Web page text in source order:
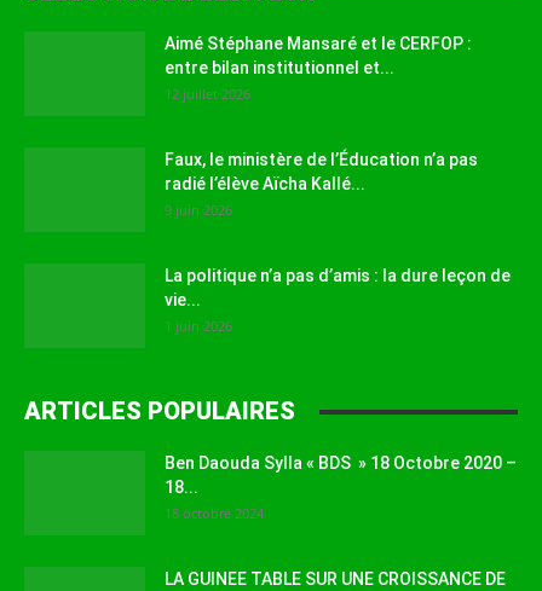
Aimé Stéphane Mansaré et le CERFOP :
entre bilan institutionnel et...
12 juillet 2026
Faux, le ministère de l’Éducation n’a pas
radié l’élève Aïcha Kallé...
9 juin 2026
La politique n’a pas d’amis : la dure leçon de
vie...
1 juin 2026
ARTICLES POPULAIRES
Ben Daouda Sylla « BDS » 18 Octobre 2020 –
18...
18 octobre 2024
LA GUINEE TABLE SUR UNE CROISSANCE DE